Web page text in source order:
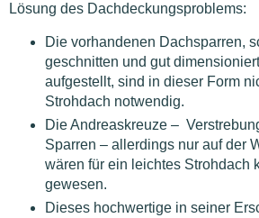
Lösung des Dachdeckungsproblems:
Die vorhandenen Dachsparren,
geschnitten und gut
aufgestellt, sind in dieser Form
Strohdach notwendig.
Die Andreaskreuze –
Sparren – allerdings nur auf der
wären für ein leichtes Strohdach
gewesen.
Dieses hochwertige in seiner